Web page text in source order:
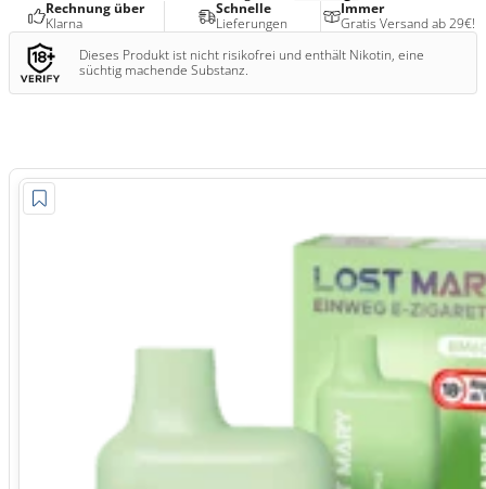
Rechnung über
Klarna
Schnelle
Lieferungen
Immer
Gratis Versand ab 29€!
Dieses Produkt ist nicht risikofrei und enthält Nikotin, eine
süchtig machende Substanz.